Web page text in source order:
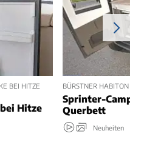
BEI HITZE
Hitze
BÜRSTNER HABITON 6.1
Sprinter-
Querbett
Neuheiten